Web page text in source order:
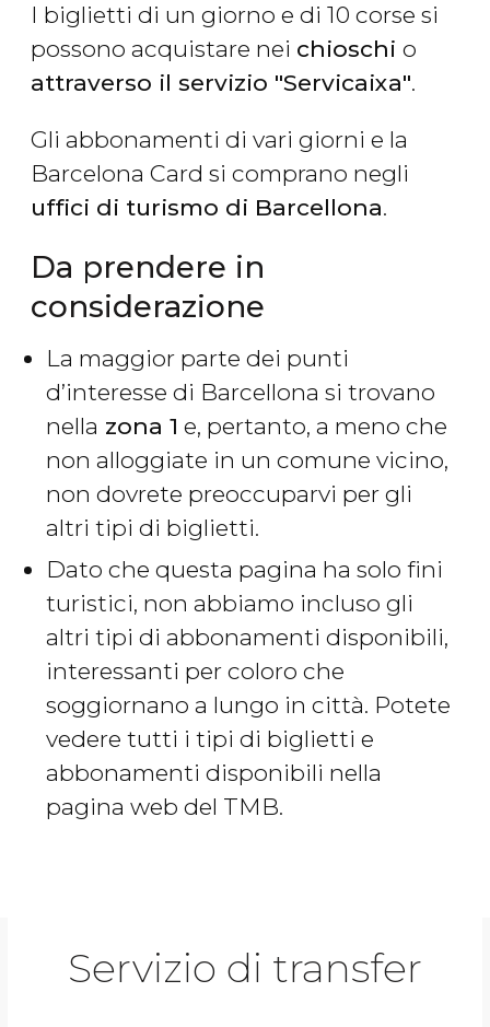
I biglietti di un giorno e di 10 corse si
possono acquistare nei chioschi o
attraverso il servizio "Servicaixa".
Gli abbonamenti di vari giorni e la
Barcelona Card si comprano negli
uffici di turismo di Barcellona.
Da prendere in
considerazione
La maggior parte dei punti
d’interesse di Barcellona si trovano
nella zona 1 e, pertanto, a meno che
non alloggiate in un comune vicino,
non dovrete preoccuparvi per gli
altri tipi di biglietti.
Dato che questa pagina ha solo fini
turistici, non abbiamo incluso gli
altri tipi di abbonamenti disponibili,
interessanti per coloro che
soggiornano a lungo in città. Potete
vedere tutti i tipi di biglietti e
abbonamenti disponibili nella
pagina web del TMB.
Servizio di transfer